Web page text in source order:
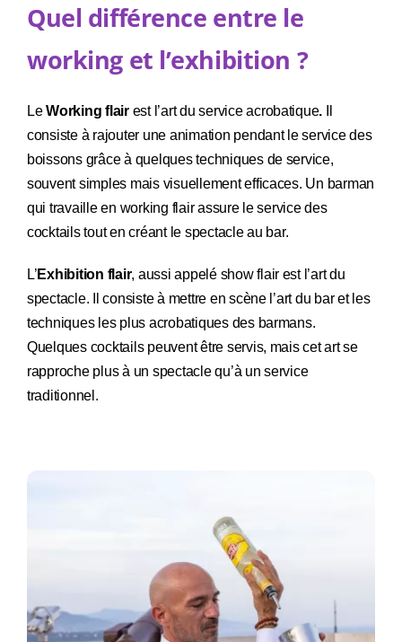
Quel différence entre le
working et l’exhibition ?
LeWorking flair est l’art du service acrobatique.
consiste à rajouter une animation pendant le service des
boissons grâce à quelques techniques de service,
souvent simples mais visuellement efficaces. Un barman
qui travaille en working flair assure le service des
cocktails tout en créant le spectacle au bar.
L’Exhibition flair, aussi appelé show flair est l’art du
spectacle.
Il consiste à mettre en scène l’art du bar et les
techniques les plus acrobatiques des barmans.
Quelques cocktails peuvent être servis, mais cet art se
rapproche plus à un spectacle qu’à un service
traditionnel.